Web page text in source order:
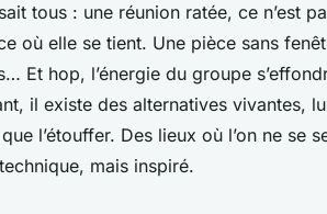
tous : une réunion ratée, ce n’est
où elle se tient. Une pièce sans
Et hop, l’énergie du groupe
il existe des alternatives vivantes,
l’étouffer. Des lieux où l’on ne se
mais inspiré.